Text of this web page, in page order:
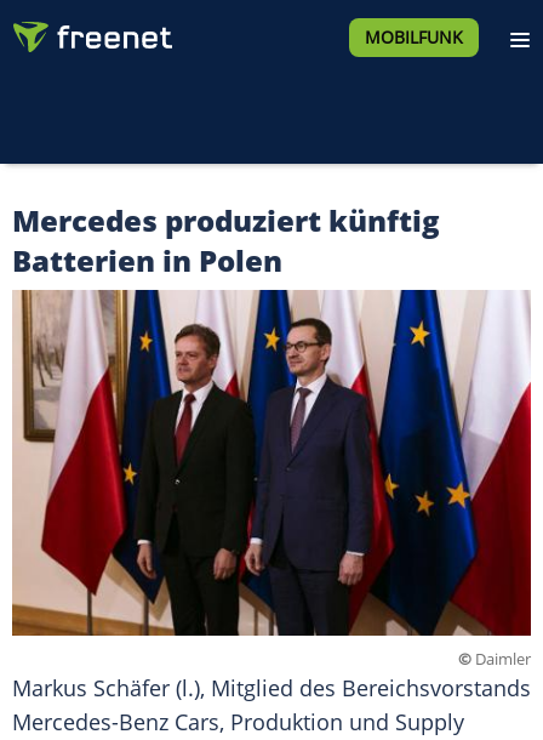
MOBILFUNK
Mercedes produziert künftig
Batterien in Polen
© Daimler
Markus Schäfer (l.), Mitglied des Bereichsvorstands
Mercedes-Benz Cars, Produktion und Supply